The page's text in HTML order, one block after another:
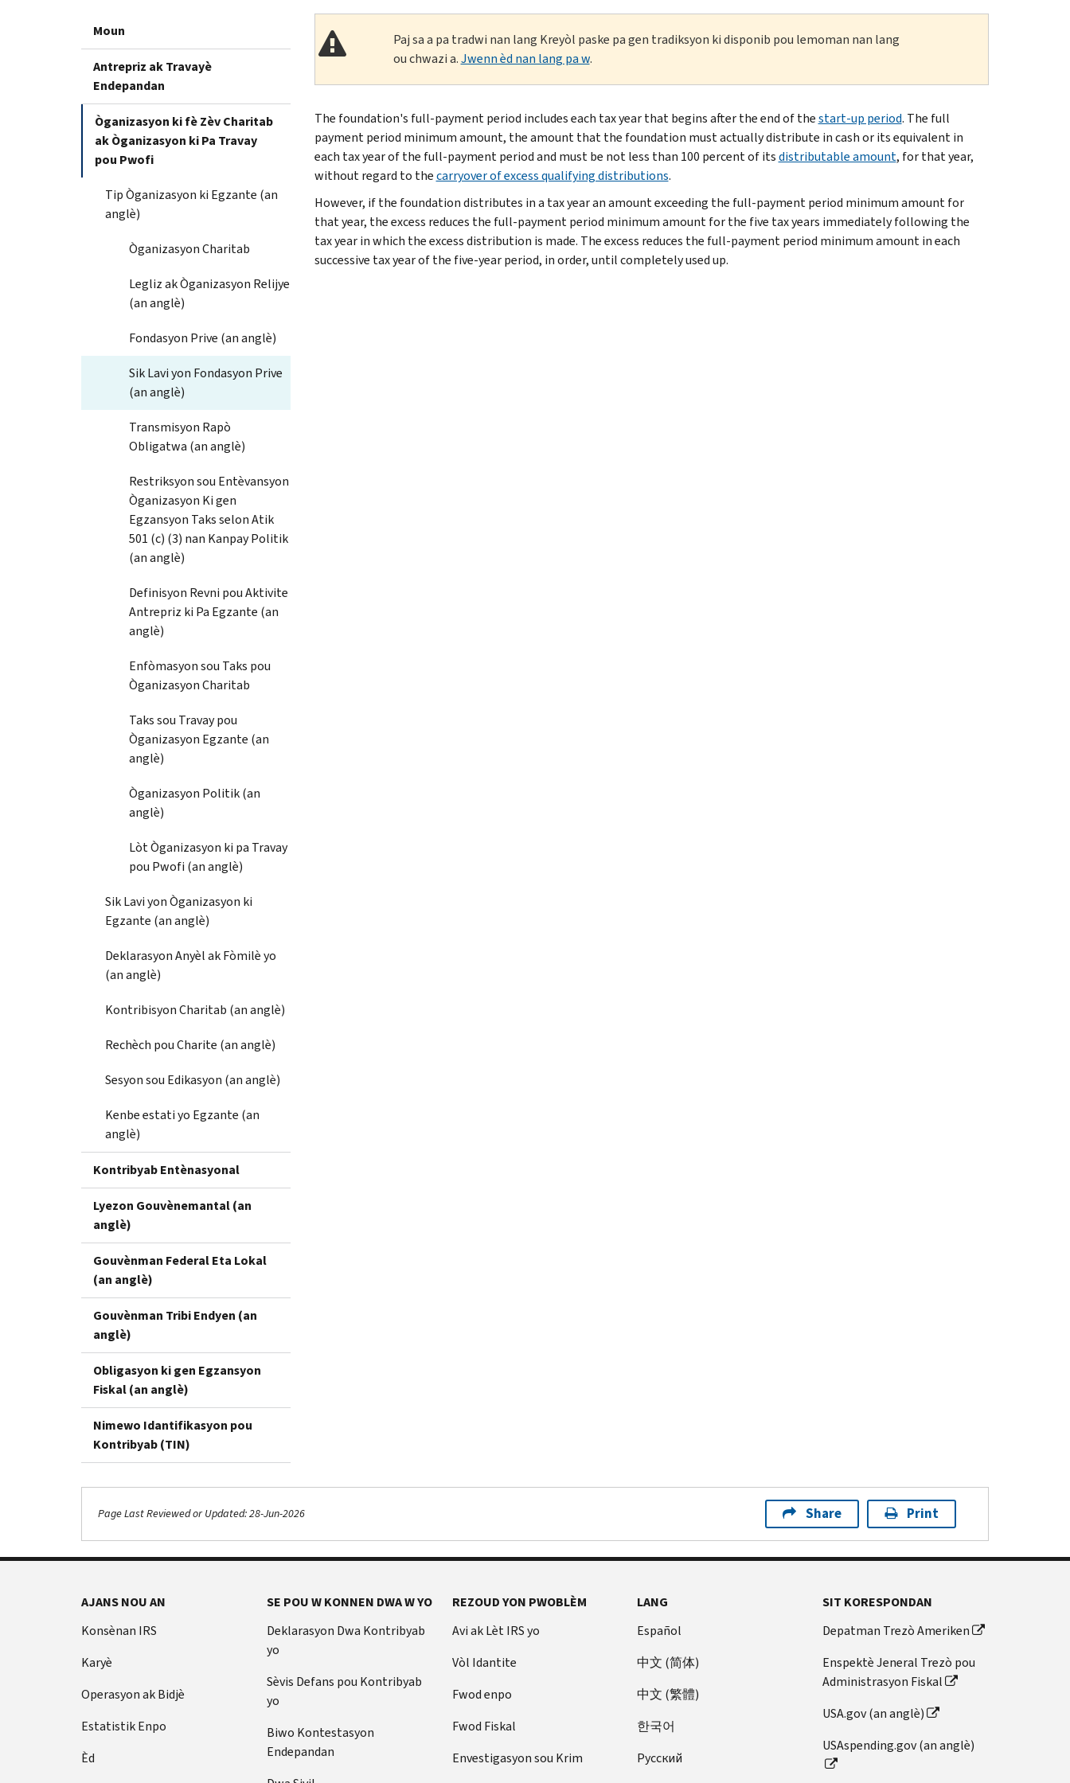
Moun
Antrepriz ak Travayè
Endepandan
Òganizasyon ki fè Zèv Charitab
ak Òganizasyon ki Pa Travay
pou Pwofi
Tip Òganizasyon ki Egzante (an
anglè)
Òganizasyon Charitab
Legliz ak Òganizasyon Relijye
(an anglè)
Fondasyon Prive (an anglè)
Sik Lavi yon Fondasyon Prive
(an anglè)
Transmisyon Rapò
Obligatwa (an anglè)
Restriksyon sou Entèvansyon
Òganizasyon Ki gen
Egzansyon Taks selon Atik
501 (c) (3) nan Kanpay Politik
(an anglè)
Definisyon Revni pou Aktivite
Antrepriz ki Pa Egzante (an
anglè)
Enfòmasyon sou Taks pou
Òganizasyon Charitab
Taks sou Travay pou
Òganizasyon Egzante (an
anglè)
Òganizasyon Politik (an
anglè)
Lòt Òganizasyon ki pa Travay
pou Pwofi (an anglè)
Sik Lavi yon Òganizasyon ki
Egzante (an anglè)
Deklarasyon Anyèl ak Fòmilè yo
(an anglè)
Kontribisyon Charitab (an anglè)
Rechèch pou Charite (an anglè)
Sesyon sou Edikasyon (an anglè)
Kenbe estati yo Egzante (an
anglè)
Kontribyab Entènasyonal
Lyezon Gouvènemantal (an
anglè)
Gouvènman Federal Eta Lokal
(an anglè)
Gouvènman Tribi Endyen (an
anglè)
Obligasyon ki gen Egzansyon
Fiskal (an anglè)
Nimewo Idantifikasyon pou
Kontribyab (TIN)
Paj sa a pa tradwi nan lang Kreyòl paske pa gen tradiksyon ki disponib pou lemoman nan lang
ou chwazi a.Jwenn èd nan lang pa w.
The foundation's full-payment period includes each tax year that begins after the end of thestart-up period. The full
payment period minimum amount, the amount that the foundation must actually distribute in cash or its equivalent in
each tax year of the full-payment period and must be not less than 100 percent of itsdistributable amount, for that year,
without regard to thecarryover of excess qualifying distributions.
However, if the foundation distributes in a tax year an amount exceeding the full-payment period minimum amount for
that year, the excess reduces the full-payment period minimum amount for the five tax years immediately following the
tax year in which the excess distribution is made. The excess reduces the full-payment period minimum amount in each
successive tax year of the five-year period, in order, until completely used up.
Page Last Reviewed or Updated: 28-Jun-2026 Share Print
AJANS NOU AN
Konsènan IRS
Karyè
Operasyon ak Bidjè
Estatistik Enpo
Èd
SE POU W KONNEN DWA W YO
Deklarasyon Dwa Kontribyab
yo
Sèvis Defans pou Kontribyab
yo
Biwo Kontestasyon
Endepandan
REZOUD YON PWOBLÈM
Avi ak Lèt IRS yo
Vòl Idantite
Fwod enpo
Fwod Fiskal
Envestigasyon sou Krim
LANG
Español
中文 (简体)
中文 (繁體)
한국어
Pусский
SIT KORESPONDAN
Depatman Trezò Ameriken
Enspektè Jeneral Trezò pou
Administrasyon Fiskal
USA.gov (an anglè)
USAspending.gov (an anglè)